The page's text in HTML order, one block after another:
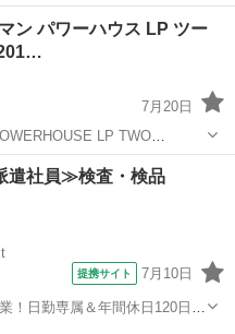
象です) -----------...
チン家電
ン パワーハウス LP ツー
7月20日
トド
アで活躍する人気のツーバーナーコンロです。 出品前に可能な範...
キッチン家電
遣社員≫検査・検品
提携サイト 7月10日
！日勤専属＆年間休日120日